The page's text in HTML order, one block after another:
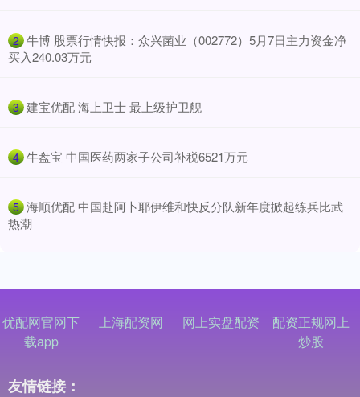
2 ​牛博 股票行情快报：众兴菌业（002772）5月7日主力资金净
买入240.03万元
3 ​建宝优配 海上卫士 最上级护卫舰
4 ​牛盘宝 中国医药两家子公司补税6521万元
5 ​海顺优配 中国赴阿卜耶伊维和快反分队新年度掀起练兵比武
热潮
优配网官网下
载app
上海配资网 网上实盘配资
配资正规网上
炒股
友情链接：